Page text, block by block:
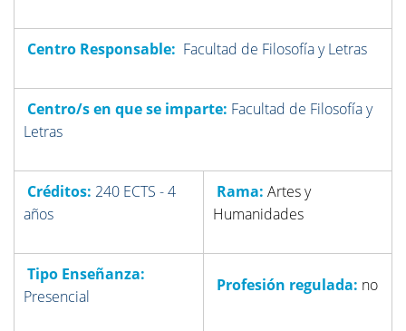
Centro Responsable: Facultad de Filosofía y Letras
Centro/s en que se imparte: Facultad de Filosofía y
Letras
Créditos: 240 ECTS - 4
años
Rama: Artes y
Humanidades
Tipo Enseñanza:
Presencial
Profesión regulada: no